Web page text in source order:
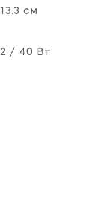
13.3 см
2 / 40 Вт